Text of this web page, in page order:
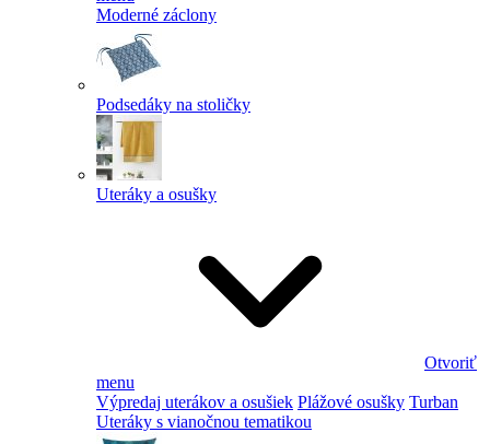
Moderné záclony
Podsedáky na stoličky
Uteráky a osušky
Otvoriť
menu
Výpredaj uterákov a osušiek Plážové osušky Turban
Uteráky s vianočnou tematikou